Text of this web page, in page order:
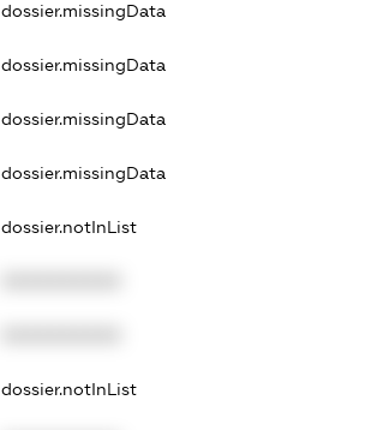
dossier.missingData
dossier.missingData
dossier.missingData
dossier.missingData
dossier.notInList
dossier.notInList